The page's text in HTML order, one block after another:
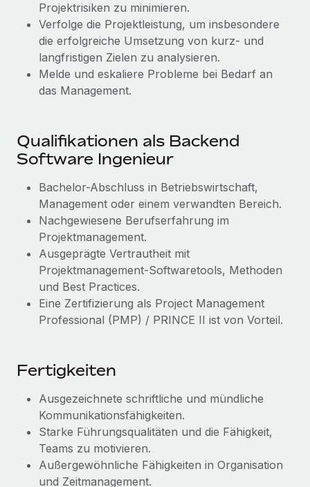
Auch im neuen Jahr wollen wir bei Remote Unternehmen
aller Größen dabei unterstützen, die beste...
Mehr erfahren
Phiture ist der unumstrittene Marktführer im Bereich der
Wachstumsberatung für mobile Apps. Das...
Mehr erfahren
Projektrisiken zu minimieren.
Verfolge die Projektleistung, um insbesondere
die erfolgreiche Umsetzung von kurz- und
langfristigen Zielen zu analysieren.
Melde und eskaliere Probleme bei Bedarf an
das Management.
Qualifikationen als Backend
Software Ingenieur
Bachelor-Abschluss in Betriebswirtschaft,
Management oder einem verwandten Bereich.
Nachgewiesene Berufserfahrung im
Projektmanagement.
Ausgeprägte Vertrautheit mit
Projektmanagement-Softwaretools, Methoden
und Best Practices.
Eine Zertifizierung als Project Management
Professional (PMP) / PRINCE II ist von Vorteil.
Fertigkeiten
Ausgezeichnete schriftliche und mündliche
Kommunikationsfähigkeiten.
Starke Führungsqualitäten und die Fähigkeit,
Teams zu motivieren.
Außergewöhnliche Fähigkeiten in Organisation
und Zeitmanagement.